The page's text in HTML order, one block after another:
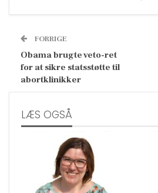
FORRIGE
Obama brugte veto-ret
for at sikre statsstøtte til
abortklinikker
LÆS OGSÅ